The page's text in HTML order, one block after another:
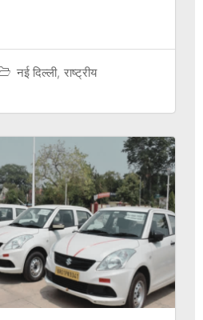
नई दिल्ली, राष्ट्रीय